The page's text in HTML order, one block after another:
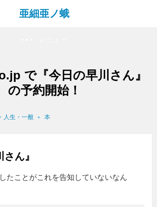
亜細亜ノ蛾
で『今日の早川さん』
の予約開始！
人生・一般 本
さん』
たことがこれを告知していないなん